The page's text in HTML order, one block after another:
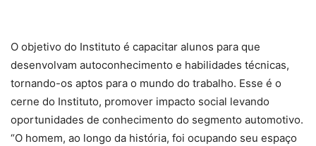
O objetivo do Instituto é capacitar alunos para que
desenvolvam autoconhecimento e habilidades técnicas,
tornando-os aptos para o mundo do trabalho. Esse é o
cerne do Instituto, promover impacto social levando
oportunidades de conhecimento do segmento automotivo.
“O homem, ao longo da história, foi ocupando seu espaço